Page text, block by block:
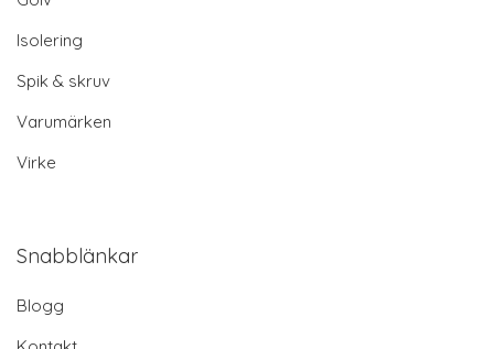
Isolering
Spik & skruv
Varumärken
Virke
Snabblänkar
Blogg